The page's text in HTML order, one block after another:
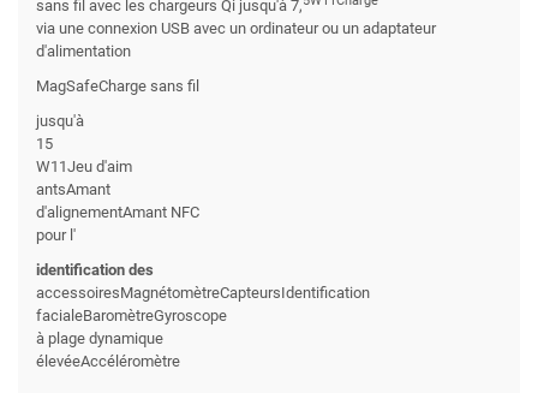
sans fil avec les chargeurs Qi jusqu'à 7,
via une connexion USB avec un ordinateur ou un adaptateur
d'alimentation
MagSafeCharge sans fil
jusqu'à
15
W11Jeu d'aim
antsAmant
d'alignementAmant NFC
pour l'
identification des
accessoiresMagnétomètreCapteursIdentification
facialeBaromètreGyroscope
à plage dynamique
élevéeAccéléromètre